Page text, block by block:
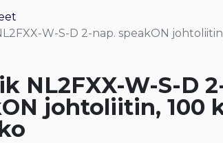
W-S-D 2-nap. speakON
NL2FXX-W-S-D
johtoliitin, 100